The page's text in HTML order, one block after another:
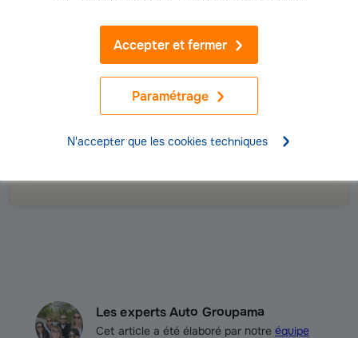
Paramétrage
Accepter et fermer
N'accepter que les cookies techniques
Simulez votre tarif
assurance auto
gratuitement en 3
minutes
Tarif auto
Les experts Auto Groupama
Cet article a été élaboré par notre équipe